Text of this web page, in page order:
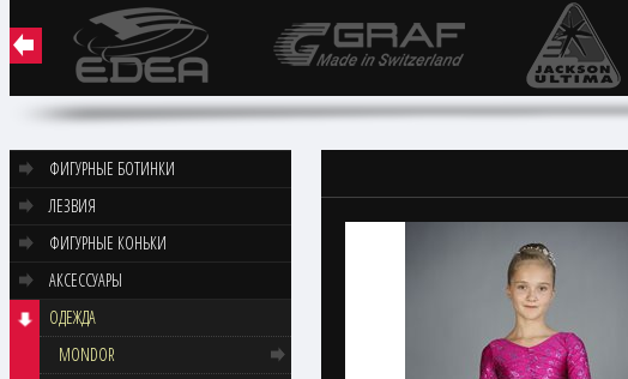
ФИГУРНЫЕ БОТИНКИ
ЛЕЗВИЯ
ФИГУРНЫЕ КОНЬКИ
АКСЕССУАРЫ
ОДЕЖДА
MONDOR